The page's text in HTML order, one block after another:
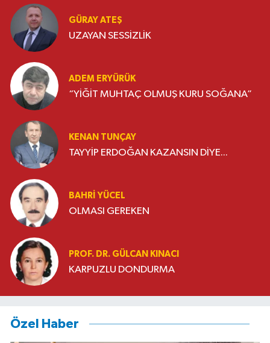
GÜRAY ATEŞ
UZAYAN SESSİZLİK
ADEM ERYÜRÜK
“YİĞİT MUHTAÇ OLMUŞ KURU SOĞANA”
KENAN TUNÇAY
TAYYİP ERDOĞAN KAZANSIN DİYE...
BAHRI YÜCEL
OLMASI GEREKEN
PROF. DR. GÜLCAN KINACI
KARPUZLU DONDURMA
Özel Haber